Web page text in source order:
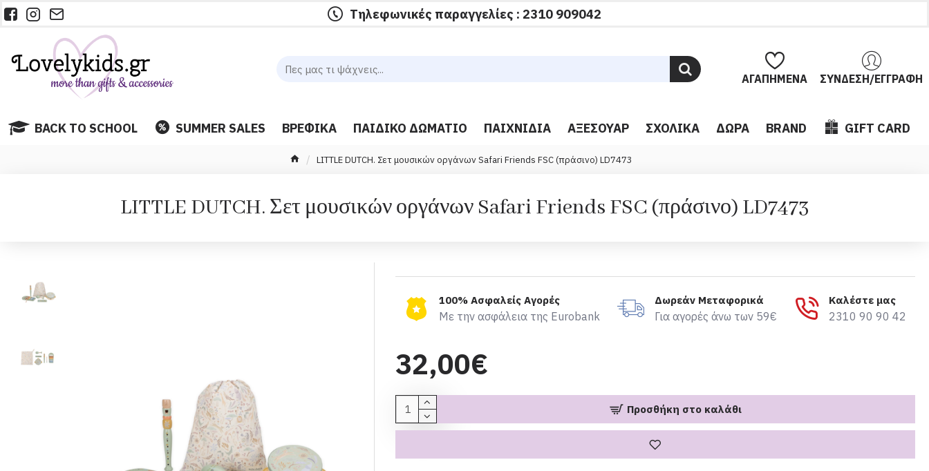
Τηλεφωνικές παραγγελίες : 2310 909042
ΑΓΑΠΗΜΈΝΑ ΣΎΝΔΕΣΗ/ΕΓΓΡΑΦΉ
BACK TO SCHOOL SUMMER SALES ΒΡΕΦΙΚΆ ΠΑΙΔΙΚΌ ΔΩΜΆΤΙΟ ΠΑΙΧΝΊΔΙΑ ΑΞΕΣΟΥΆΡ ΣΧΟΛΙΚΆ ΔΏΡΑ BRAND GIFT CARD
LITTLE DUTCH. Σετ μουσικών οργάνων Safari Friends FSC (πράσινο) LD7473
LITTLE DUTCH. Σετ μουσικών οργάνων Safari Friends FSC (πράσινο) LD7473
100% Ασφαλείς Αγορές
Με την ασφάλεια της Eurobank
Δωρεάν Μεταφορικά
Για αγορές άνω των 59€
Καλέστε μας
2310 90 90 42
32,00€
Προσθήκη στο καλάθι